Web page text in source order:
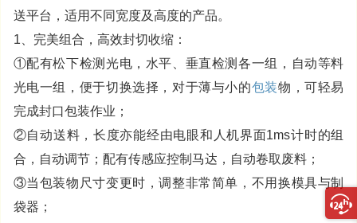
送平台，适用不同宽度及高度的产品。
1、完美组合，高效封切收缩：
①配有松下检测光电，水平、垂直检测各一组，自动等料
光电一组，便于切换选择，对于薄与小的包装物，可轻易
完成封口包装作业；
②自动送料，长度亦能经由电眼和人机界面1ms计时的组
合，自动调节；配有传感应控制马达，自动卷取废料；
③当包装物尺寸变更时，调整非常简单，不用换模具与制
袋器；